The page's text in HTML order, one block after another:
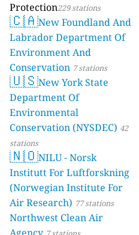
Protection229 stations
🇨🇦New Foundland And
Labrador Department Of
Environment And
Conservation 7 stations
🇺🇸New York State
Department Of
Environmental
Conservation (NYSDEC) 42
stations
🇳🇴NILU - Norsk
Institutt For Luftforskning
(Norwegian Institute For
Air Research) 77 stations
Northwest Clean Air